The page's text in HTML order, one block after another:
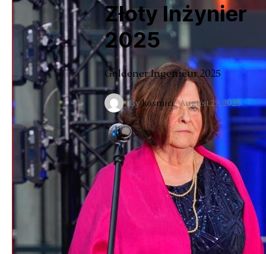
Złoty Inżynier
2025
Goldener Ingenieur 2025
Bykosmici·August 29, 2025